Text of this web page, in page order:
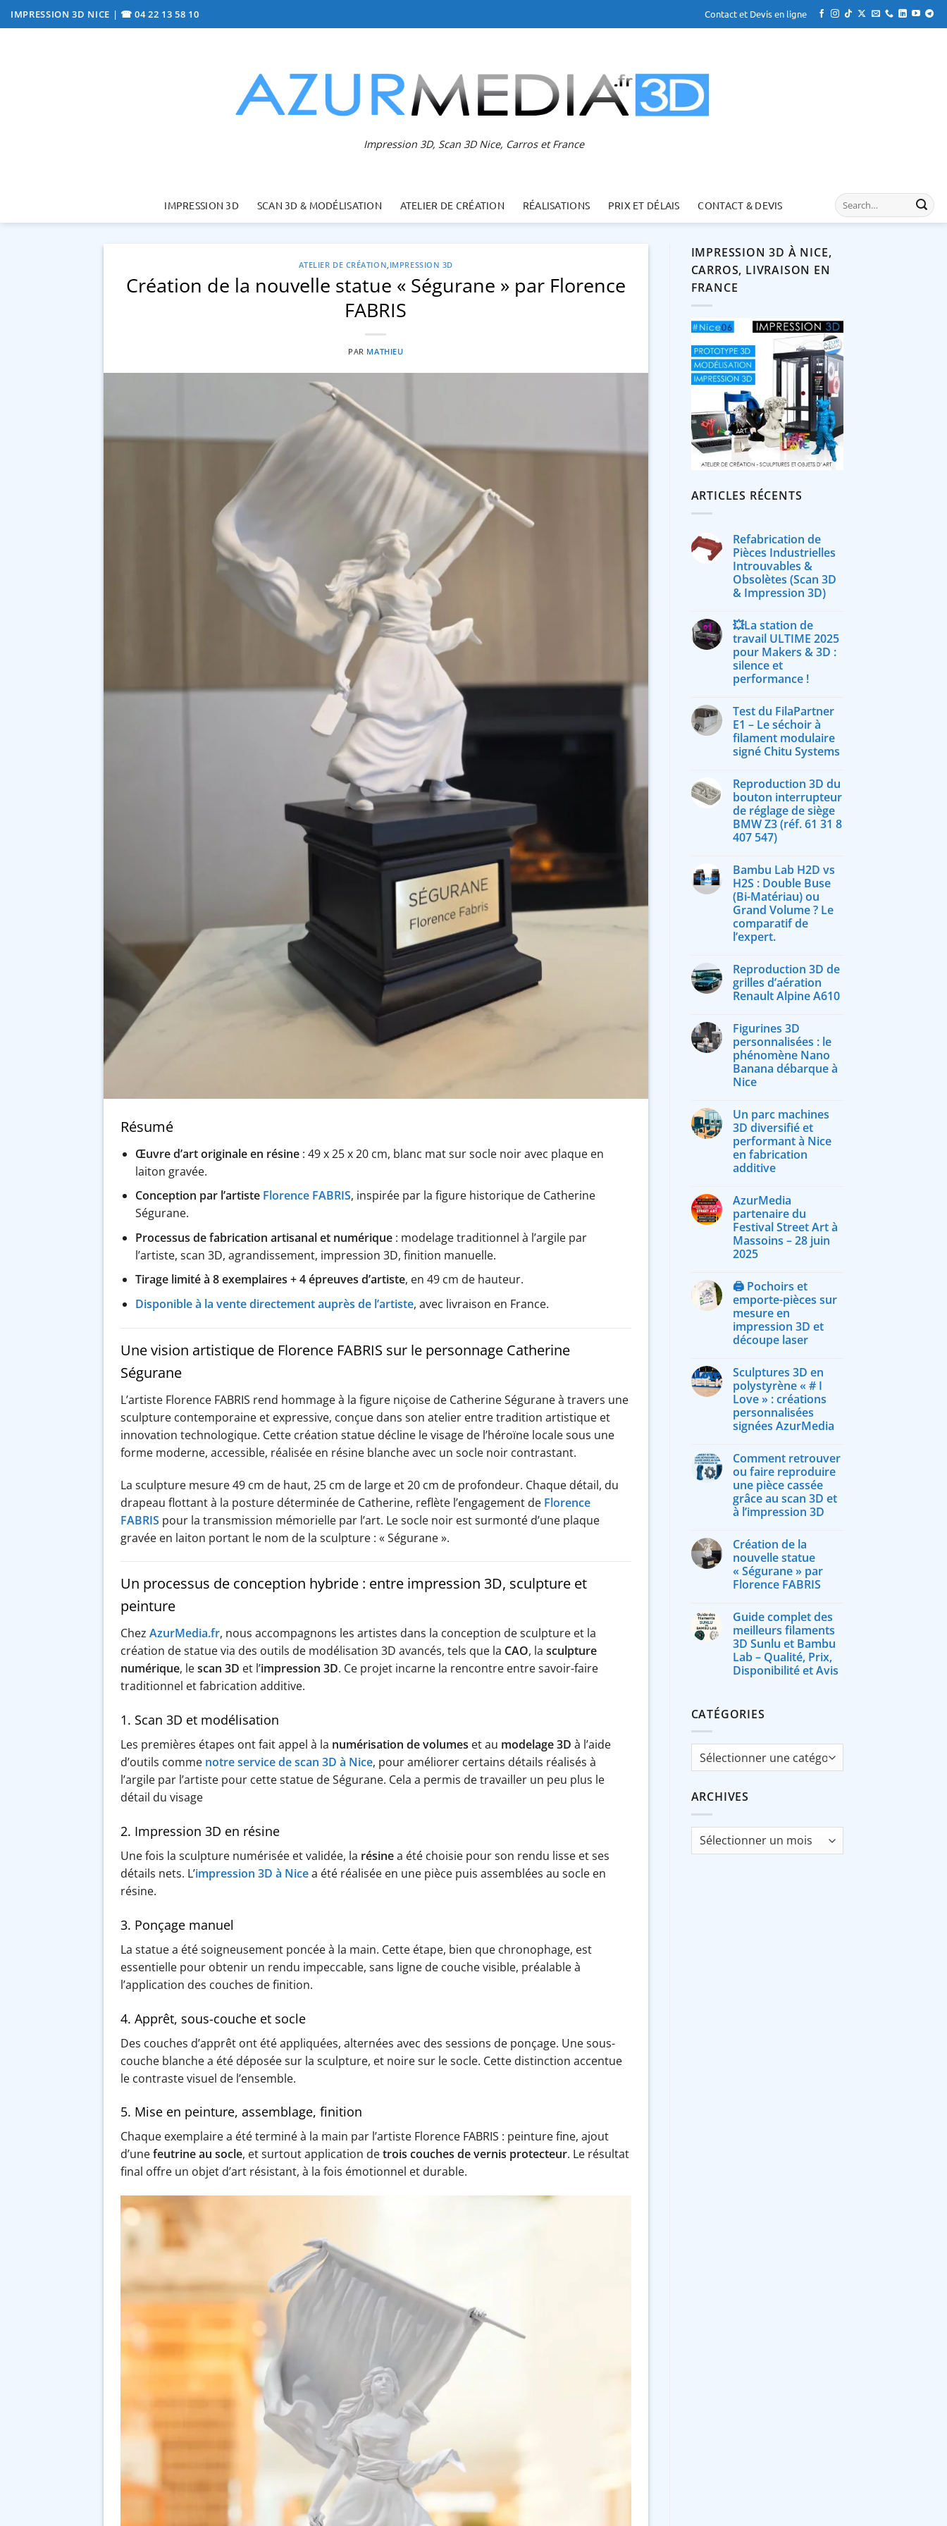
Passer
au
IMPRESSION 3D NICE | ☎ 04 22 13 58 10 Contact et Devis en ligne
Impression 3D, Scan 3D Nice, Carros et France
IMPRESSION 3D SCAN 3D & MODÉLISATION ATELIER DE CRÉATION RÉALISATIONS PRIX ET DÉLAIS CONTACT & DEVIS
ATELIER DE CRÉATION, IMPRESSION 3D
Création de la nouvelle statue « Ségurane » par Florence
FABRIS
PAR MATHIEU
Résumé
Œuvre d’art originale en résine: 49 x 25 x 20 cm, blanc mat sur socle noir avec plaque en
laiton gravée.
Conception par l’artiste Florence FABRIS, inspirée par la figure historique de Catherine
Ségurane.
Processus de fabrication artisanal et numérique: modelage traditionnel à l’argile par
l’artiste, scan 3D, agrandissement, impression 3D, finition manuelle.
Tirage limité à 8 exemplaires + 4 épreuves d’artiste, en 49 cm de hauteur.
Disponible à la vente directement auprès de l’artiste, avec livraison en France.
Une vision artistique de Florence FABRIS sur le personnage Catherine
Ségurane
L’artiste Florence FABRIS rend hommage à la figure niçoise de Catherine Ségurane à travers une
sculpture contemporaine et expressive, conçue dans son atelier entre tradition artistique et
innovation technologique. Cette création statue décline le visage de l’héroïne locale sous une
forme moderne, accessible, réalisée en résine blanche avec un socle noir contrastant.
La sculpture mesure 49 cm de haut, 25 cm de large et 20 cm de profondeur. Chaque détail, du
drapeau flottant à la posture déterminée de Catherine, reflète l’engagement de Florence
FABRIS pour la transmission mémorielle par l’art. Le socle noir est surmonté d’une plaque
gravée en laiton portant le nom de la sculpture : « Ségurane ».
Un processus de conception hybride : entre impression 3D, sculpture et
peinture
Chez AzurMedia.fr, nous accompagnons les artistes dans la conception de sculpture et la
création de statue via des outils de modélisation 3D avancés, tels que la CAO, la sculpture
numérique, lescan 3D et l’impression 3D. Ce projet incarne la rencontre entre savoir-faire
traditionnel et fabrication additive.
1. Scan 3D et modélisation
Les premières étapes ont fait appel à la numérisation de volumes et au modelage 3D à l’aide
d’outils comme notre service de scan 3D à Nice, pour améliorer certains détails réalisés à
l’argile par l’artiste pour cette statue de Ségurane. Cela a permis de travailler un peu plus le
détail du visage
2. Impression 3D en résine
Une fois la sculpture numérisée et validée, la résinea été choisie pour son rendu lisse et ses
détails nets. L’impression 3D à Nicea été réalisée en une pièce puis assemblées au socle en
résine.
3. Ponçage manuel
La statue a été soigneusement poncée à la main. Cette étape, bien que chronophage, est
essentielle pour obtenir un rendu impeccable, sans ligne de couche visible, préalable à
l’application des couches de finition.
4. Apprêt, sous-couche et socle
Des couches d’apprêt ont été appliquées, alternées avec des sessions de ponçage. Une sous-
couche blanche a été déposée sur la sculpture, et noire sur le socle. Cette distinction accentue
le contraste visuel de l’ensemble.
5. Mise en peinture, assemblage, finition
Chaque exemplaire a été terminé à la main par l’artiste Florence FABRIS : peinture fine, ajout
d’unefeutrine au socle, et surtout application detrois couches de vernis protecteur. Le résultat
final offre un objet d’art résistant, à la fois émotionnel et durable.
IMPRESSION 3D À NICE,
CARROS, LIVRAISON EN
FRANCE
ARTICLES RÉCENTS
Refabrication de
Pièces Industrielles
Introuvables &
Obsolètes (Scan 3D
& Impression 3D)
💥La station de
travail ULTIME 2025
pour Makers & 3D :
silence et
performance !
Test du FilaPartner
E1 – Le séchoir à
filament modulaire
signé Chitu Systems
Reproduction 3D du
bouton interrupteur
de réglage de siège
BMW Z3 (réf. 61 31 8
407 547)
Bambu Lab H2D vs
H2S : Double Buse
(Bi-Matériau) ou
Grand Volume ? Le
comparatif de
l’expert.
Reproduction 3D de
grilles d’aération
Renault Alpine A610
Figurines 3D
personnalisées : le
phénomène Nano
Banana débarque à
Nice
Un parc machines
3D diversifié et
performant à Nice
en fabrication
additive
AzurMedia
partenaire du
Festival Street Art à
Massoins – 28 juin
2025
🖨️ Pochoirs et
emporte-pièces sur
mesure en
impression 3D et
découpe laser
Sculptures 3D en
polystyrène « # I
Love » : créations
personnalisées
signées AzurMedia
Comment retrouver
ou faire reproduire
une pièce cassée
grâce au scan 3D et
à l’impression 3D
Création de la
nouvelle statue
« Ségurane » par
Florence FABRIS
Guide complet des
meilleurs filaments
3D Sunlu et Bambu
Lab – Qualité, Prix,
Disponibilité et Avis
CATÉGORIES
Catégories
ARCHIVES
Archives